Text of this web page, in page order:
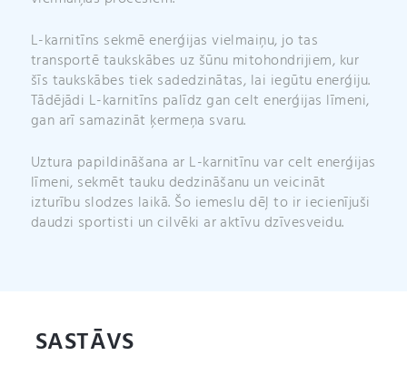
L-karnitīns sekmē enerģijas vielmaiņu, jo tas
transportē taukskābes uz šūnu mitohondrijiem, kur
šīs taukskābes tiek sadedzinātas, lai iegūtu enerģiju.
Tādējādi L-karnitīns palīdz gan celt enerģijas līmeni,
gan arī samazināt ķermeņa svaru.
Uztura papildināšana ar L-karnitīnu var celt enerģijas
līmeni, sekmēt tauku dedzināšanu un veicināt
izturību slodzes laikā. Šo iemeslu dēļ to ir iecienījuši
daudzi sportisti un cilvēki ar aktīvu dzīvesveidu.
SASTĀVS